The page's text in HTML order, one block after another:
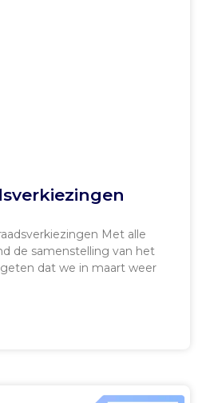
Met alle
de samenstelling van het
dat we in maart weer